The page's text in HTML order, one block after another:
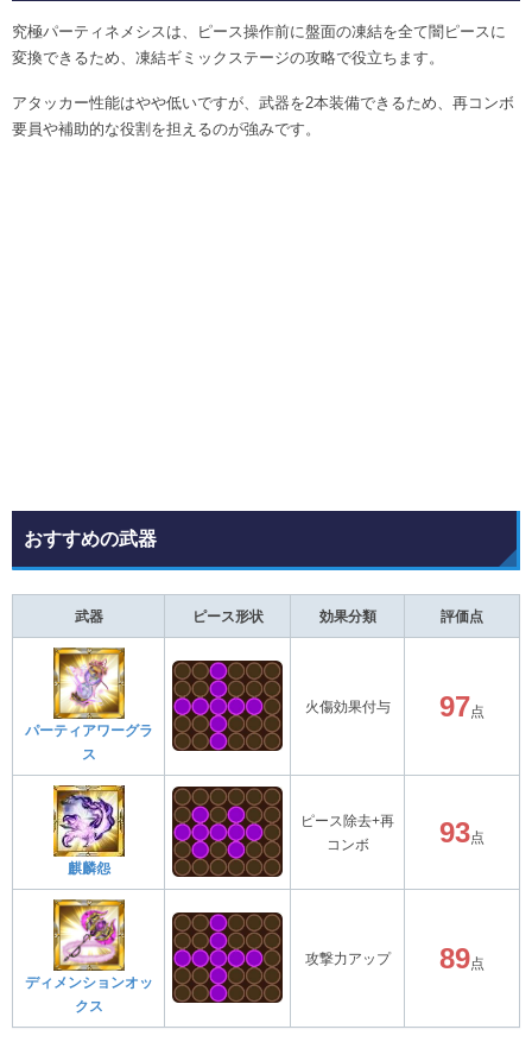
究極パーティネメシスは、ピース操作前に盤面の凍結を全て闇ピースに
変換できるため、凍結ギミックステージの攻略で役立ちます。
アタッカー性能はやや低いですが、武器を2本装備できるため、再コンボ
要員や補助的な役割を担えるのが強みです。
おすすめの武器
武器 ピース形状 効果分類 評価点
パーティアワーグラ
ス
火傷効果付与 97点
麒麟怨
ピース除去+再
コンボ
93点
ディメンションオッ
クス
攻撃力アップ 89点